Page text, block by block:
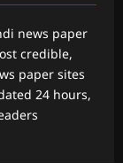
news paper
credible,
paper sites
24 hours,